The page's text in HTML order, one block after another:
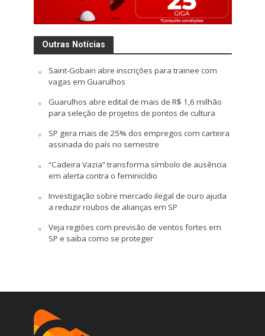
Outras Notícias
Saint-Gobain abre inscrições para trainee com
vagas em Guarulhos
Guarulhos abre edital de mais de R$ 1,6 milhão
para seleção de projetos de pontos de cultura
SP gera mais de 25% dos empregos com carteira
assinada do país no semestre
“Cadeira Vazia” transforma símbolo de ausência
em alerta contra o feminicídio
Investigação sobre mercado ilegal de ouro ajuda
a reduzir roubos de alianças em SP
Veja regiões com previsão de ventos fortes em
SP e saiba como se proteger